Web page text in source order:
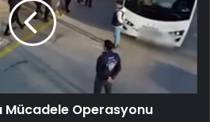
Mücadele Operasyonu